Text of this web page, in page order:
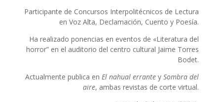
Participante de Concursos Interpolitécnicos de Lectura
en Voz Alta, Declamación, Cuento y Poesía.
Ha realizado ponencias en eventos de «Literatura del
horror” en el auditorio del centro cultural Jaime Torres
Bodet.
Actualmente publica enEl nahual errante ySombra del
aire, ambas revistas de corte virtual.